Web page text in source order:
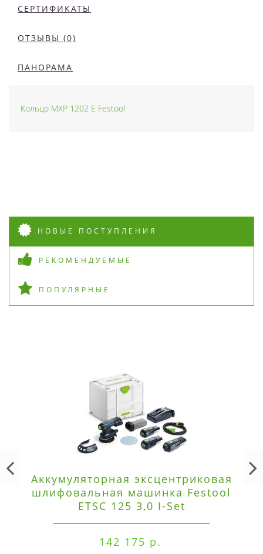
СЕРТИФИКАТЫ
ОТЗЫВЫ (0)
ПАНОРАМА
Кольцо MXP 1202 E Festool
НОВЫЕ ПОСТУПЛЕНИЯ
РЕКОМЕНДУЕМЫЕ
ПОПУЛЯРНЫЕ
Аккумуляторная эксцентриковая
шлифовальная машинка Festool
ETSC 125 3,0 I-Set
142 175 р.